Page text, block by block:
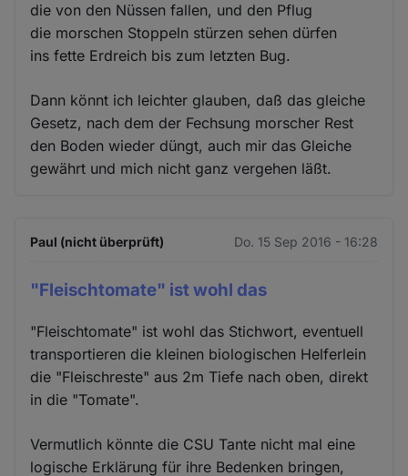
die von den Nüssen fallen, und den Pflug
die morschen Stoppeln stürzen sehen dürfen
ins fette Erdreich bis zum letzten Bug.
Dann könnt ich leichter glauben, daß das gleiche
Gesetz, nach dem der Fechsung morscher Rest
den Boden wieder düngt, auch mir das Gleiche
gewährt und mich nicht ganz vergehen läßt.
Paul (nicht überprüft) Do. 15 Sep 2016 - 16:28
"Fleischtomate" ist wohl das
"Fleischtomate" ist wohl das Stichwort, eventuell
transportieren die kleinen biologischen Helferlein
die "Fleischreste" aus 2m Tiefe nach oben, direkt
in die "Tomate".
Vermutlich könnte die CSU Tante nicht mal eine
logische Erklärung für ihre Bedenken bringen,